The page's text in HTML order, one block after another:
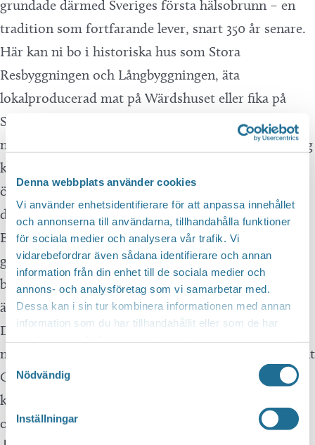
Denna webbplats använder cookies
Vi använder enhetsidentifierare för att anpassa innehållet
och annonserna till användarna, tillhandahålla funktioner
för sociala medier och analysera vår trafik. Vi
vidarebefordrar även sådana identifierare och annan
information från din enhet till de sociala medier och
annons- och analysföretag som vi samarbetar med.
Dessa kan i sin tur kombinera informationen med annan
information som du har tillhandahållit eller som de har
Samtyckesval
Nödvändig
Inställningar